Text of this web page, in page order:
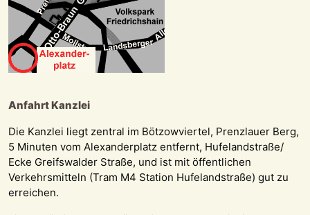
Anfahrt Kanzlei
Die Kanzlei liegt zentral im Bötzowviertel, Prenzlauer Berg,
5 Minuten vom Alexanderplatz entfernt, Hufelandstraße/
Ecke Greifswalder Straße, und ist mit öffentlichen
Verkehrsmitteln (Tram M4 Station Hufelandstraße) gut zu
erreichen.